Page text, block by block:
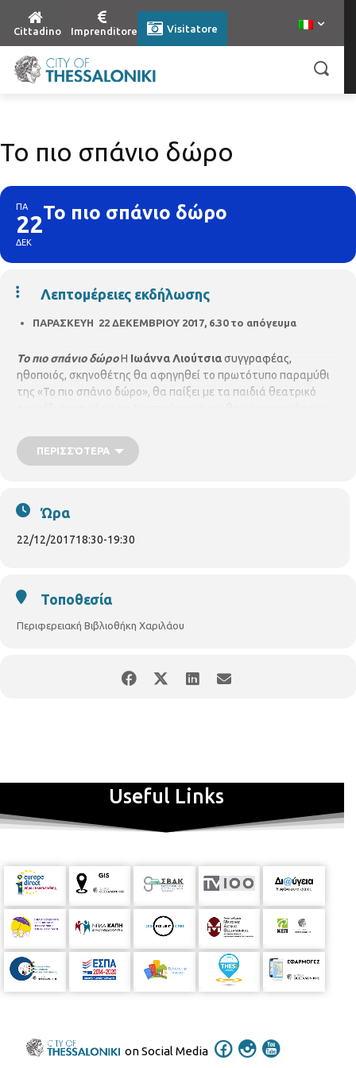
Cittadino Imprenditore Visitatore
Το πιο σπάνιο δώρο
ΠΑ
22
ΔΕΚ
Το πιο σπάνιο δώρο
Λεπτομέρειες εκδήλωσης
ΠΑΡΑΣΚΕΥΗ 22 ΔΕΚΕΜΒΡΙΟΥ 2017, 6.30 το απόγευμα
Το πιο σπάνιο δώροΗ Ιωάννα Λιούτσιασυγγραφέας,
ηθοποιός, σκηνοθέτης θα αφηγηθεί το πρωτότυπο παραμύθι
της «Το πιο σπάνιο δώρο», θα παίξει με τα παιδιά θεατρικό
θα χρειαστεί να έχετε μαζί σας
Α4 και κόλλα stickΓια παιδιά 6 – 12 ετών, με προεγγραφή
ΠΕΡΙΣΣΌΤΕΡΑ
Ώρα
22/12/201718:30-19:30
Τοποθεσία
Περιφερειακή Βιβλιοθήκη Χαριλάου
Useful Links
on Social Media